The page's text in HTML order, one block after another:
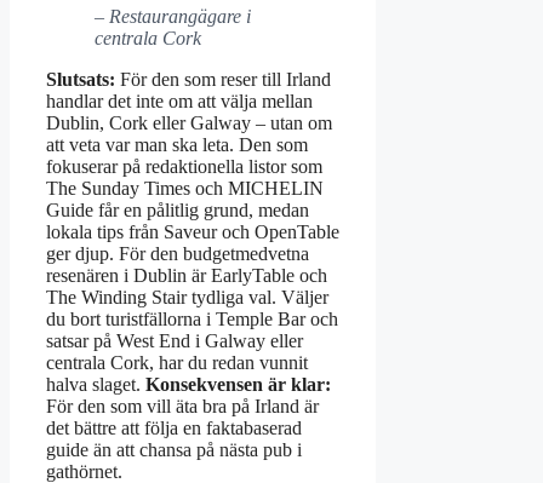
– Restaurangägare i
centrala Cork
Slutsats: För den som reser till Irland
handlar det inte om att välja mellan
Dublin, Cork eller Galway – utan om
att veta var man ska leta. Den som
fokuserar på redaktionella listor som
The Sunday Times och MICHELIN
Guide får en pålitlig grund, medan
lokala tips från Saveur och OpenTable
ger djup. För den budgetmedvetna
resenären i Dublin är EarlyTable och
The Winding Stair tydliga val. Väljer
du bort turistfällorna i Temple Bar och
satsar på West End i Galway eller
centrala Cork, har du redan vunnit
halva slaget. Konsekvensen är klar:
För den som vill äta bra på Irland är
det bättre att följa en faktabaserad
guide än att chansa på nästa pub i
gathörnet.